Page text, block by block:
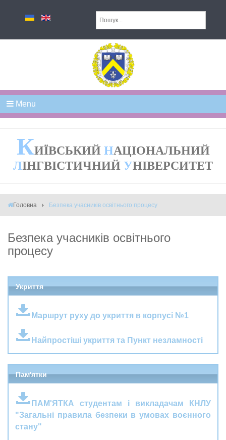
Menu
КИЇВСЬКИЙ НАЦІОНАЛЬНИЙ
ЛІНГВІСТИЧНИЙ УНІВЕРСИТЕТ
Головна Безпека учасників освітнього процесу
Безпека учасників освітнього
процесу
Укриття
Маршрут руху до укриття в корпусі №1
Найпростіші укриття та Пункт незламності
Пам'ятки
ПАМ'ЯТКА студентам і викладачам КНЛУ
"Загальні правила безпеки в умовах воєнного
стану"